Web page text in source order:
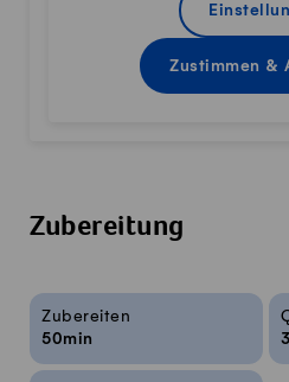
Zustimmen &
Zubereitung
Rezeptinfos
Zubereiten
50min